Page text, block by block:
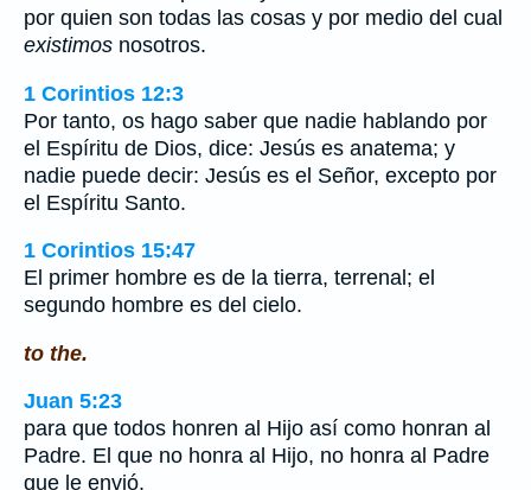
por quien son todas las cosas y por medio del cual
existimos nosotros.
1 Corintios 12:3
Por tanto, os hago saber que nadie hablando por
el Espíritu de Dios, dice: Jesús es anatema; y
nadie puede decir: Jesús es el Señor, excepto por
el Espíritu Santo.
1 Corintios 15:47
El primer hombre es de la tierra, terrenal; el
segundo hombre es del cielo.
to the.
Juan 5:23
para que todos honren al Hijo así como honran al
Padre. El que no honra al Hijo, no honra al Padre
que le envió.